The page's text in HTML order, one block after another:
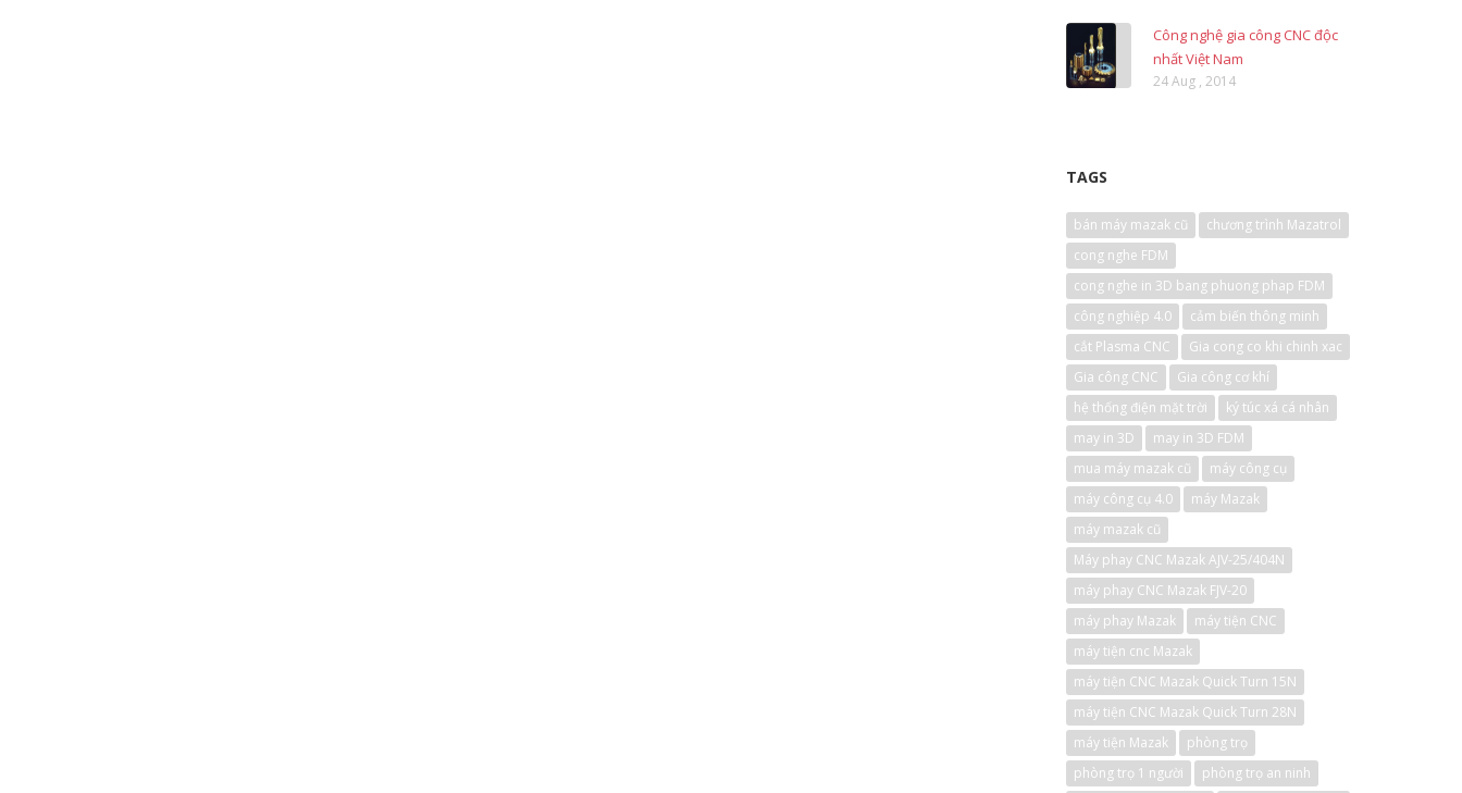
Công nghệ gia công CNC độc
nhất Việt Nam
24 Aug , 2014
TAGS
bán máy mazak cũ
chương trình Mazatrol
cong nghe FDM
cong nghe in 3D bang phuong phap FDM
công nghiệp 4.0
cảm biến thông minh
cắt Plasma CNC
Gia cong co khi chinh xac
Gia công CNC
Gia công cơ khí
hệ thống điện mặt trời
ký túc xá cá nhân
may in 3D
may in 3D FDM
mua máy mazak cũ
máy công cụ
máy công cụ 4.0
máy Mazak
máy mazak cũ
Máy phay CNC Mazak AJV-25/404N
máy phay CNC Mazak FJV-20
máy phay Mazak
máy tiện CNC
máy tiện cnc Mazak
máy tiện CNC Mazak Quick Turn 15N
máy tiện CNC Mazak Quick Turn 28N
máy tiện Mazak
phòng trọ
phòng trọ 1 người
phòng trọ an ninh